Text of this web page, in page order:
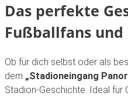
Das perfekte
Fußballfans
Ob für dich selbst oder als
dem „Stadioneingang
Stadion-Geschichte. Ideal für